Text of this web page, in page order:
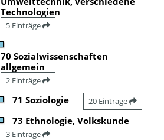
Technologien
5 Einträge
70 Sozialwissenschaften
allgemein
2 Einträge
71 Soziologie 20 Einträge
73 Ethnologie, Volkskunde
3 Einträge